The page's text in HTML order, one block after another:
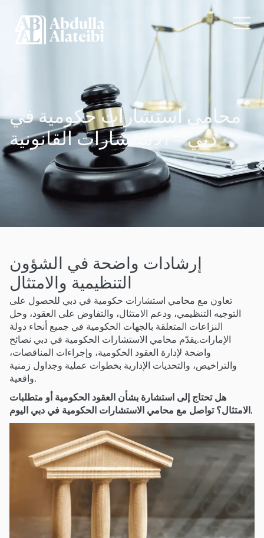
محامي استشارات حكومية في
دبي – الاستشارات القانونية
إرشادات واضحة في الشؤون
التنظيمية والامتثال
تعاون مع محامي استشارات حكومية في دبي للحصول على
التوجيه التنظيمي، ودعم الامتثال، والتفاوض على العقود، وحل
النزاعات المتعلقة بالجهات الحكومية في جميع أنحاء دولة
الإمارات.يقدّم محامي الاستشارات الحكومية في دبي نصائح
واضحة لإدارة العقود الحكومية، وإجراءات المناقصات،
والتراخيص، والتحديات الإدارية بخطوات عملية وجداول زمنية
واقعية.
هل تحتاج إلى استشارة بشأن العقود الحكومية أو متطلبات
الامتثال؟ تواصل مع محامي الاستشارات الحكومية في دبي اليوم.